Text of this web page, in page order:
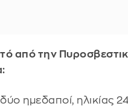
από την
ημεδαποί, ηλικίας